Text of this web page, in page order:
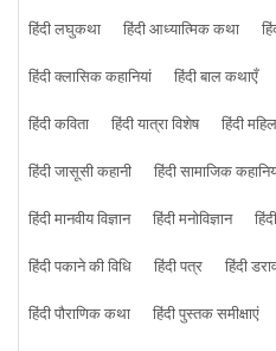
हिंदी लघुकथा हिंदी आध्यात्मिक कथा
हिंदी क्लासिक कहानियां
हिंदी बाल कथाएँ
हिंदी कविता
हिंदी यात्रा विशेष हिंदी
हिंदी जासूसी कहानी
हिंदी सामाजिक
हिंदी मानवीय विज्ञान
हिंदी मनोविज्ञान
हिंदी पकाने की विधि
हिंदी पत्र हिंदी
हिंदी पौराणिक कथा
हिंदी पुस्तक समीक्षाएं